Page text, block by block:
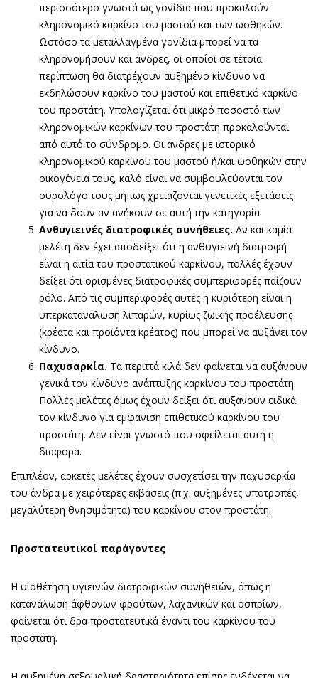
περισσότερο γνωστά ως γονίδια που προκαλούν
κληρονομικό καρκίνο του μαστού και των ωοθηκών.
Ωστόσο τα μεταλλαγμένα γονίδια μπορεί να τα
κληρονομήσουν και άνδρες, οι οποίοι σε τέτοια
περίπτωση θα διατρέχουν αυξημένο κίνδυνο να
εκδηλώσουν καρκίνο του μαστού και επιθετικό καρκίνο
του προστάτη. Υπολογίζεται ότι μικρό ποσοστό των
κληρονομικών καρκίνων του προστάτη προκαλούνται
από αυτό το σύνδρομο. Οι άνδρες με ιστορικό
κληρονομικού καρκίνου του μαστού ή/και ωοθηκών στην
οικογένειά τους, καλό είναι να συμβουλεύονται τον
ουρολόγο τους μήπως χρειάζονται γενετικές εξετάσεις
για να δουν αν ανήκουν σε αυτή την κατηγορία.
Ανθυγιεινές διατροφικές συνήθειες. Αν και καμία
μελέτη δεν έχει αποδείξει ότι η ανθυγιεινή διατροφή
είναι η αιτία του προστατικού καρκίνου, πολλές έχουν
δείξει ότι ορισμένες διατροφικές συμπεριφορές παίζουν
ρόλο. Από τις συμπεριφορές αυτές η κυριότερη είναι η
υπερκατανάλωση λιπαρών, κυρίως ζωικής προέλευσης
(κρέατα και προϊόντα κρέατος) που μπορεί να αυξάνει τον
κίνδυνο.
Παχυσαρκία. Τα περιττά κιλά δεν φαίνεται να αυξάνουν
γενικά τον κίνδυνο ανάπτυξης καρκίνου του προστάτη.
Πολλές μελέτες όμως έχουν δείξει ότι αυξάνουν ειδικά
τον κίνδυνο για εμφάνιση επιθετικού καρκίνου του
προστάτη. Δεν είναι γνωστό που οφείλεται αυτή η
διαφορά.
Επιπλέον, αρκετές μελέτες έχουν συσχετίσει την παχυσαρκία
του άνδρα με χειρότερες εκβάσεις (π.χ. αυξημένες υποτροπές,
μεγαλύτερη θνησιμότητα) του καρκίνου στον προστάτη.
Προστατευτικοί παράγοντες
Η υιοθέτηση υγιεινών διατροφικών συνηθειών, όπως η
κατανάλωση άφθονων φρούτων, λαχανικών και οσπρίων,
φαίνεται ότι δρα προστατευτικά έναντι του καρκίνου του
προστάτη.